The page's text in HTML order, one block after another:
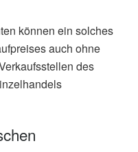
können ein solches
auch ohne
des